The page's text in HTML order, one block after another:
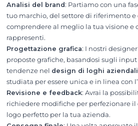
Analisi del brand: Partiamo con una
tuo marchio, del settore di riferimento
comprendere al meglio la tua visione e
rappresenti.
Progettazione grafica: I nostri
proposte grafiche, basandosi sugli
tendenze nel design di loghi aziendali
studiata per essere unica e in linea con
Revisione e feedback: Avrai la
richiedere modifiche per perfezionare il
logo perfetto per la tua azienda.